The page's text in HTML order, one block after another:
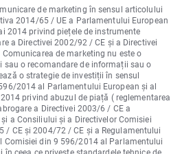
de marketing în sensul articolului
2014/65 / UE a Parlamentului European
2014 privind piețele de instrumente
a Directivei 2002/92 / CE și a Directivei
de marketing nu este o
sau o recomandare de informații sau o
o strategie de investiții în sensul
2014 al Parlamentului European și al
privind abuzul de piață ( reglementarea
a Directivei 2003/6 / CE a
a Consiliului și a Directivelor Comisiei
/ CE și 2004/72 / CE și a Regulamentului
Comisiei din 9 596/2014 al Parlamentului